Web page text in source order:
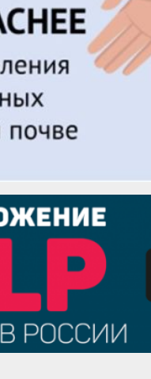
29 августа
Надежда
1 сентября
Гали Хасанов
Владислав